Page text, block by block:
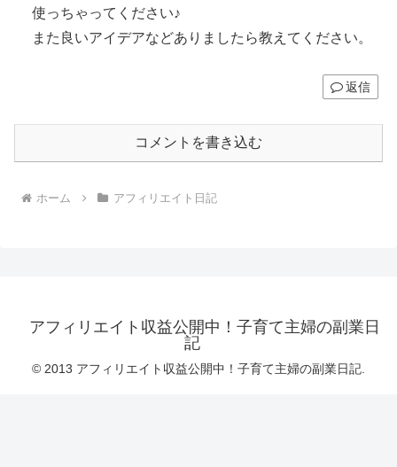
使っちゃってください♪
また良いアイデアなどありましたら教えてください。
返信
コメントを書き込む
ホーム アフィリエイト日記
アフィリエイト収益公開中！子育て主婦の副業日
記
© 2013 アフィリエイト収益公開中！子育て主婦の副業日記.